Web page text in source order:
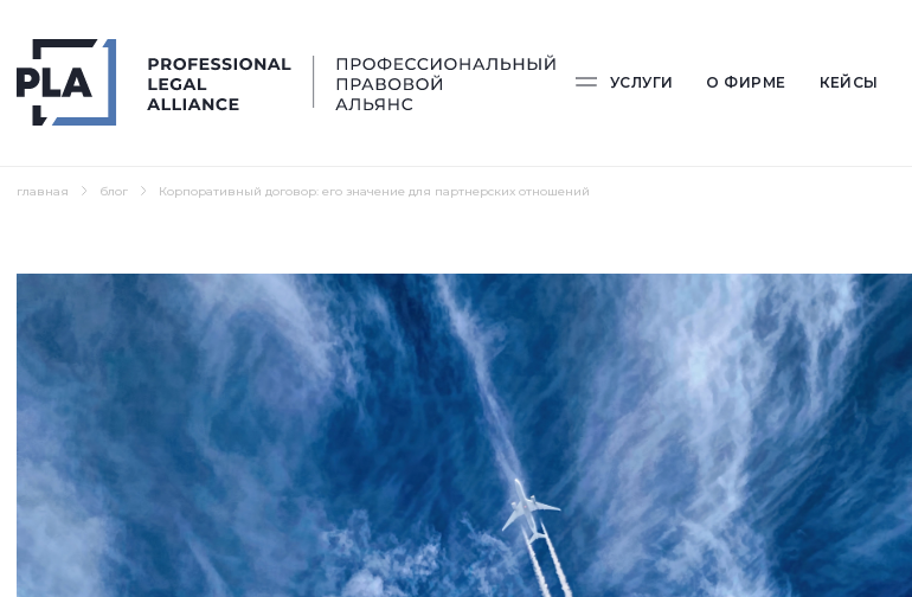
УСЛУГИ О ФИРМЕ КЕЙСЫ
главная блог Корпоративный договор: его значение для партнерских отношений